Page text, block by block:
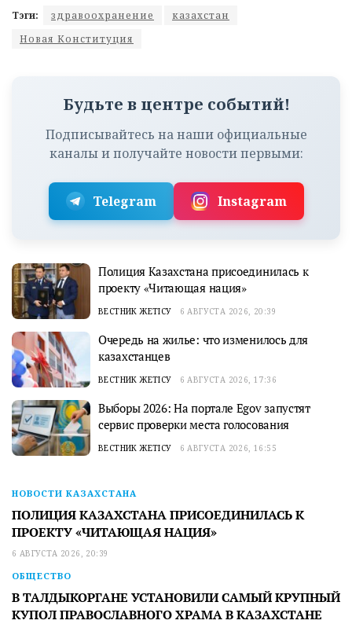
Тэги: здравоохранение
казахстан
Новая Конституция
Будьте в центре событий!
Подписывайтесь на наши официальные
каналы и получайте новости первыми:
Telegram Instagram
Полиция Казахстана присоединилась к
проекту «Читающая нация»
ВЕСТНИК ЖЕТІСУ 6 АВГУСТА 2026, 20:39
Очередь на жилье: что изменилось для
казахстанцев
ВЕСТНИК ЖЕТІСУ 6 АВГУСТА 2026, 17:36
Выборы 2026: На портале Egov запустят
сервис проверки места голосования
ВЕСТНИК ЖЕТІСУ 6 АВГУСТА 2026, 16:55
НОВОСТИ КАЗАХСТАНА
ПОЛИЦИЯ КАЗАХСТАНА ПРИСОЕДИНИЛАСЬ К
ПРОЕКТУ «ЧИТАЮЩАЯ НАЦИЯ»
6 АВГУСТА 2026, 20:39
ОБЩЕСТВО
В ТАЛДЫКОРГАНЕ УСТАНОВИЛИ САМЫЙ КРУПНЫЙ
КУПОЛ ПРАВОСЛАВНОГО ХРАМА В КАЗАХСТАНЕ